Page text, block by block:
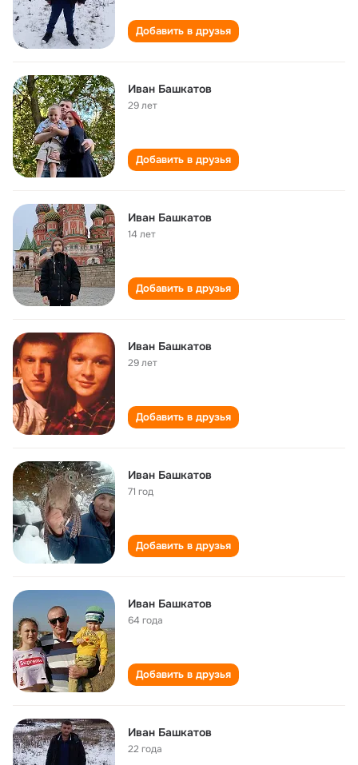
Добавить в друзья
Иван Башкатов
29 лет
Добавить в друзья
Иван Башкатов
14 лет
Добавить в друзья
Иван Башкатов
29 лет
Добавить в друзья
Иван Башкатов
71 год
Добавить в друзья
Иван Башкатов
64 года
Добавить в друзья
Иван Башкатов
22 года